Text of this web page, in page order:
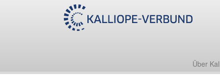
Über